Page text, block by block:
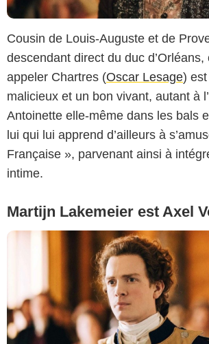
Cousin de Louis-Auguste et de
descendant direct du duc
appeler Chartres (Oscar Lesage)
malicieux et un bon vivant, autant à
Antoinette elle-même dans les bals
lui qui lui apprend d’ailleurs à
Française », parvenant ainsi à
intime.
Martijn Lakemeier est Axel
Copyright Caroline Dubois - Capa Drama / Banijay
/ Canal+